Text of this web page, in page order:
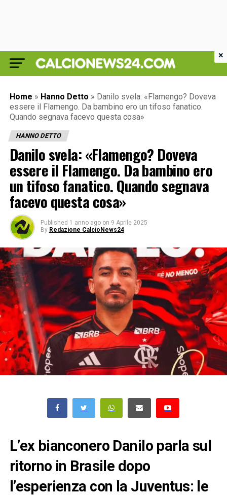
Home » Hanno Detto » Danilo svela: «Flamengo? Doveva
essere il Flamengo. Da bambino ero un tifoso fanatico.
Quando segnava facevo questa cosa»
HANNO DETTO
Danilo svela: «Flamengo? Doveva
essere il Flamengo. Da bambino ero
un tifoso fanatico. Quando segnava
facevo questa cosa»
Published 1 anno ago on 9 Aprile 2025
By Redazione CalcioNews24
L’ex bianconero Danilo parla sul
ritorno in Brasile dopo
l’esperienza con la Juventus: le
×